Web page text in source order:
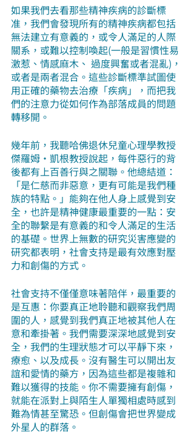
如果我們去看那些精神疾病的診斷標
准，我們會發現所有的精神疾病都包括
無法建立有意義的，或令人滿足的人際
關系，或難以控制喚起(一般是習慣性易
激惹、情感麻木、 過度興奮或者混亂)，
或者是兩者混合。這些診斷標準試圖使
用正確的藥物去治療「疾病」，而把我
們的注意力從如何作為部落成員的問題
轉移開。
幾年前，我聽哈佛退休兒童心理學教授
傑羅姆·凱根教授說起，每件惡行的背
後都有上百善行與之關聯。他總結道：
「是仁慈而非惡意，更有可能是我們種
族的特點。」能夠在他人身上感覺到安
全，也許是精神健康最重要的一點：安
全的聯繫是有意義的和令人滿足的生活
的基礎。世界上無數的研究災害應變的
研究都表明，社會支持是最有效應對壓
力和創傷的方式。
社會支持不僅僅意味著陪伴，最重要的
是互惠：你要真正地聆聽和觀察我們周
圍的人，感覺到我們真正地被其他人在
意和牽掛著。我們需要深深地感覺到安
全，我們的生理狀態才可以平靜下來，
療愈、以及成長。沒有醫生可以開出友
誼和愛情的藥方，因為這些都是複雜和
難以獲得的技能。你不需要擁有創傷，
就能在派對上與陌生人單獨相處時感到
難為情甚至驚恐。但創傷會把世界變成
外星人的群落。